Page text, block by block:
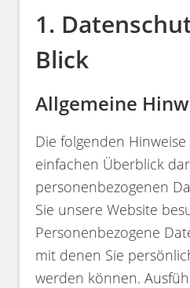
1.
Blick
Allgemeine
Die folgenden
einfachen Überblick
personenbezogenen
Sie unsere Website
Personenbezogene
mit denen Sie
werden können.